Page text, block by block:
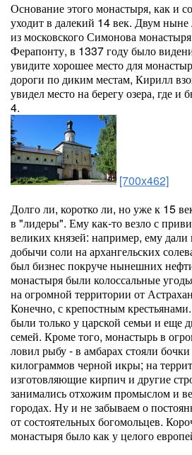
Основание этого монастыря, как и
уходит в далекий 14 век. Двум
из московского Симонова
Ферапонту, в 1337 году было
увидите хорошее место для
дороги по диким местам, Кирилл
увидел место на берегу озера, где и
4.
[700x462]
Долго ли, коротко ли, но уже к 15
в "лидеры". Ему как-то везло с
великих князей: например, ему
добычи соли на архангельских
был бизнес покруче нынешних
монастыря были колоссальные
на огромной территории от
Конечно, с крепостным
были только у царской семьи и еще
семей. Кроме того, монастырь в
ловил рыбу - в амбарах стояли
килограммов черной икры; на
изготовляющие кирпич и другие
занимались отхожим промыслом и
городах. Ну и не забываем о
от состоятельных богомольцев.
монастыря было как у целого